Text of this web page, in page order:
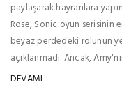
paylaşarak hayranlara
Rose, Sonic oyun serisinin
beyaz perdedeki rolünün
açıklanmadı. Ancak,
DEVAMI